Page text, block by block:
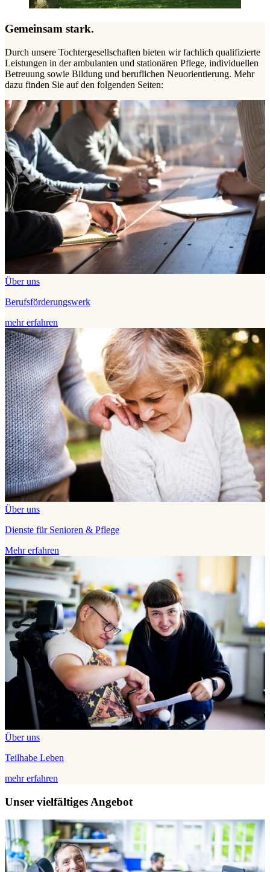
Gemeinsam stark.
Durch unsere Tochtergesellschaften bieten wir fachlich qualifizierte
Leistungen in der ambulanten und stationären Pflege, individuellen
Betreuung sowie Bildung und beruflichen Neuorientierung. Mehr
dazu finden Sie auf den folgenden Seiten:
Über uns
Berufsförderungswerk
mehr erfahren
Über uns
Dienste für Senioren & Pflege
Mehr erfahren
Über uns
Teilhabe Leben
mehr erfahren
Unser vielfältiges Angebot